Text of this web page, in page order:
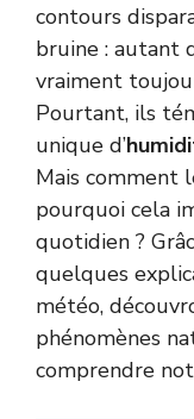
contours
bruine : autant
vraiment
Pourtant, ils
unique d’
Mais comment
pourquoi cela
quotidien ?
quelques
météo,
phénomènes
comprendre